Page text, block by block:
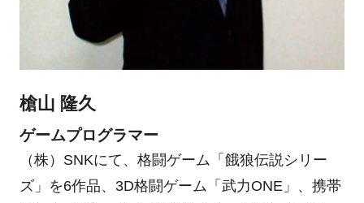
槍山 隆久
ゲームプログラマー
（株）SNKにて、格闘ゲーム「餓狼伝説シリー
ズ」を6作品、3D格闘ゲーム「武力ONE」、携帯